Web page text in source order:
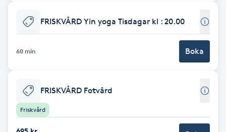
Headspa
Healing
HIFU
FRISKVÅRD Yin yoga Tisdagar kl : 20.00
60 min Boka
FRISKVÅRD Fotvård
Friskvård